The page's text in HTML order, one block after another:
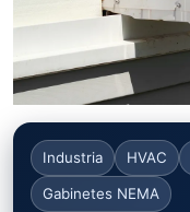
Industria HVAC
Gabinetes NEMA